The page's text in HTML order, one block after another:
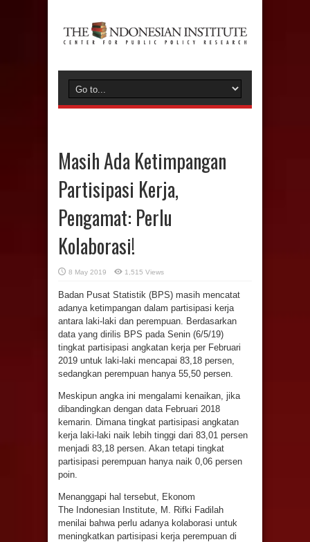
Masih Ada Ketimpangan
Partisipasi Kerja,
Pengamat: Perlu
Kolaborasi!
8 May 2019 1,515 Views
Badan Pusat Statistik (BPS) masih mencatat
adanya ketimpangan dalam partisipasi kerja
antara laki-laki dan perempuan. Berdasarkan
data yang dirilis BPS pada Senin (6/5/19)
tingkat partisipasi angkatan kerja per Februari
2019 untuk laki-laki mencapai 83,18 persen,
sedangkan perempuan hanya 55,50 persen.
Meskipun angka ini mengalami kenaikan, jika
dibandingkan dengan data Februari 2018
kemarin. Dimana tingkat partisipasi angkatan
kerja laki-laki naik lebih tinggi dari 83,01 persen
menjadi 83,18 persen. Akan tetapi tingkat
partisipasi perempuan hanya naik 0,06 persen
poin.
Menanggapi hal tersebut, Ekonom
The Indonesian Institute, M. Rifki Fadilah
menilai bahwa perlu adanya kolaborasi untuk
meningkatkan partisipasi kerja perempuan di